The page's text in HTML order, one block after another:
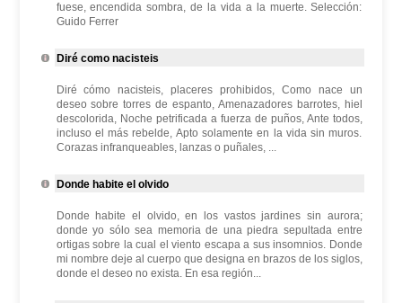
fuese, encendida sombra, de la vida a la muerte. Selección:
Guido Ferrer
Diré como nacisteis
Diré cómo nacisteis, placeres prohibidos, Como nace un
deseo sobre torres de espanto, Amenazadores barrotes, hiel
descolorida, Noche petrificada a fuerza de puños, Ante todos,
incluso el más rebelde, Apto solamente en la vida sin muros.
Corazas infranqueables, lanzas o puñales, ...
Donde habite el olvido
Donde habite el olvido, en los vastos jardines sin aurora;
donde yo sólo sea memoria de una piedra sepultada entre
ortigas sobre la cual el viento escapa a sus insomnios. Donde
mi nombre deje al cuerpo que designa en brazos de los siglos,
donde el deseo no exista. En esa región...